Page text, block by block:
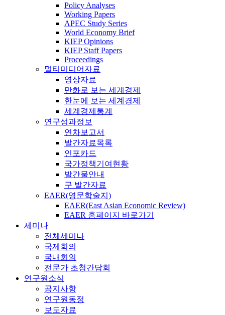
Policy Analyses
Working Papers
APEC Study Series
World Economy Brief
KIEP Opinions
KIEP Staff Papers
Proceedings
멀티미디어자료
영상자료
만화로 보는 세계경제
한눈에 보는 세계경제
세계경제통계
연구성과정보
연차보고서
발간자료목록
인포카드
국가정책기여현황
발간물안내
구 발간자료
EAER(영문학술지)
EAER(East Asian Economic Review)
EAER 홈페이지 바로가기
세미나
전체세미나
국제회의
국내회의
전문가 초청간담회
연구원소식
공지사항
연구원동정
보도자료